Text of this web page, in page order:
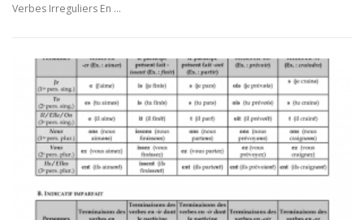
Verbes Irreguliers En …